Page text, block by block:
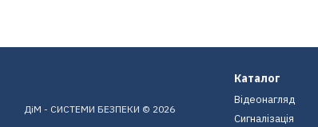
ДіМ - СИСТЕМИ БЕЗПЕКИ © 2026
Каталог
Відеонагляд
Сигналізація